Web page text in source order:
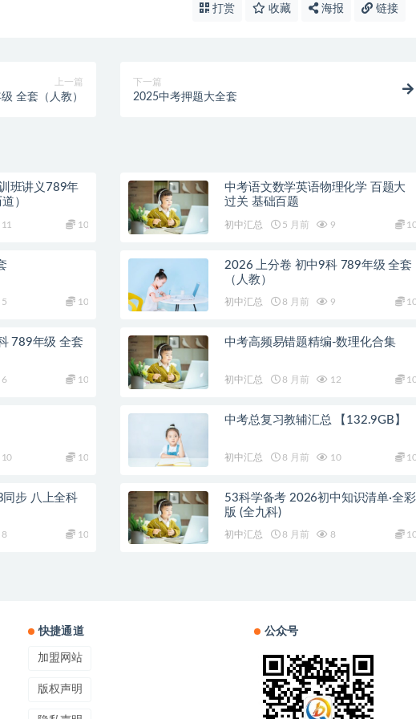
打赏 收藏 海报 链接
上一篇
全套（人教）
下一篇
2025中考押题大全套
班讲义789年
）
11 10
中考语文数学英语物理化学 百题大
过关 基础百题
初中汇总 5 月前 9
5 10
2026 上分卷 初中9科 789年级 全套
（人教）
初中汇总 8 月前 9
789年级 全套
6 10
中考高频易错题精编-数理化合集
初中汇总 8 月前 12
10 10
中考总复习教辅汇总 【132.9GB】
初中汇总 8 月前 10
步 八上全科
8 10
53科学备考 2026初中知识清单·全彩
版 (全九科)
初中汇总 8 月前 8
快捷通道
加盟网站
版权声明
公众号